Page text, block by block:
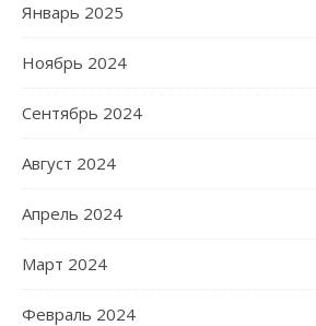
Январь 2025
Ноябрь 2024
Сентябрь 2024
Август 2024
Апрель 2024
Март 2024
Февраль 2024